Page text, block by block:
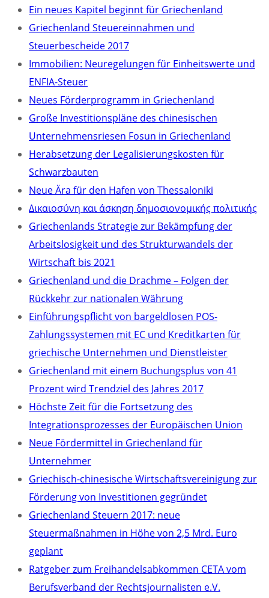
Ein neues Kapitel beginnt für Griechenland
Griechenland Steuereinnahmen und
Steuerbescheide 2017
Immobilien: Neuregelungen für Einheitswerte und
ENFIA-Steuer
Neues Förderprogramm in Griechenland
Große Investitionspläne des chinesischen
Unternehmensriesen Fosun in Griechenland
Herabsetzung der Legalisierungskosten für
Schwarzbauten
Neue Ära für den Hafen von Thessaloniki
Δικαιοσύνη και άσκηση δημοσιονομικής πολιτικής
Griechenlands Strategie zur Bekämpfung der
Arbeitslosigkeit und des Strukturwandels der
Wirtschaft bis 2021
Griechenland und die Drachme – Folgen der
Rückkehr zur nationalen Währung
Einführungspflicht von bargeldlosen POS-
Zahlungssystemen mit EC und Kreditkarten für
griechische Unternehmen und Dienstleister
Griechenland mit einem Buchungsplus von 41
Prozent wird Trendziel des Jahres 2017
Höchste Zeit für die Fortsetzung des
Integrationsprozesses der Europäischen Union
Neue Fördermittel in Griechenland für
Unternehmer
Griechisch-chinesische Wirtschaftsvereinigung zur
Förderung von Investitionen gegründet
Griechenland Steuern 2017: neue
Steuermaßnahmen in Höhe von 2,5 Mrd. Euro
geplant
Ratgeber zum Freihandelsabkommen CETA vom
Berufsverband der Rechtsjournalisten e.V.